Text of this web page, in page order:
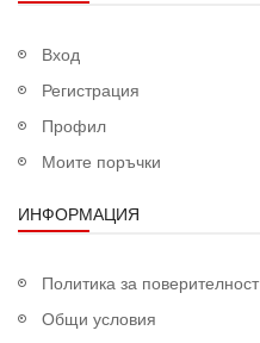
Вход
Регистрация
Профил
Моите поръчки
ИНФОРМАЦИЯ
Политика за поверителност
Общи условия